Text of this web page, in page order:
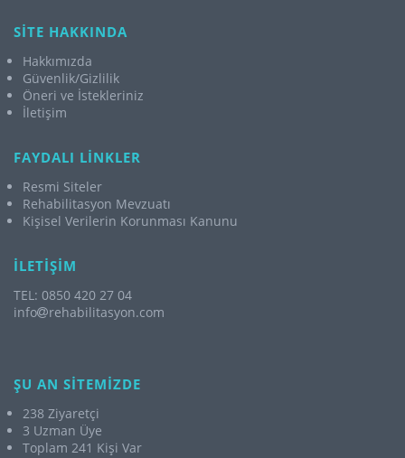
SİTE HAKKINDA
Hakkımızda
Güvenlik/Gizlilik
Öneri ve İstekleriniz
İletişim
FAYDALI LİNKLER
Resmi Siteler
Rehabilitasyon Mevzuatı
Kişisel Verilerin Korunması Kanunu
İLETİŞİM
TEL: 0850 420 27 04
info
rehabilitasyon.com
ŞU AN SİTEMİZDE
238 Ziyaretçi
3 Uzman Üye
Toplam 241 Kişi Var